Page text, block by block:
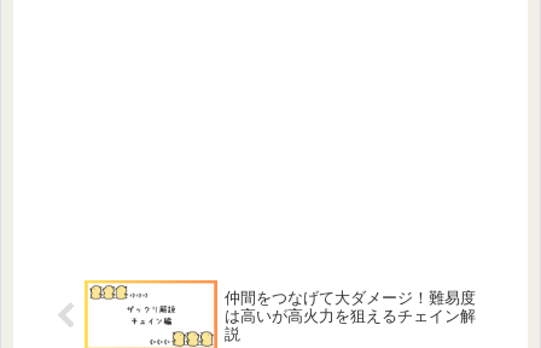
仲間をつなげて大ダメージ！難易度
は高いが高火力を狙えるチェイン解
説